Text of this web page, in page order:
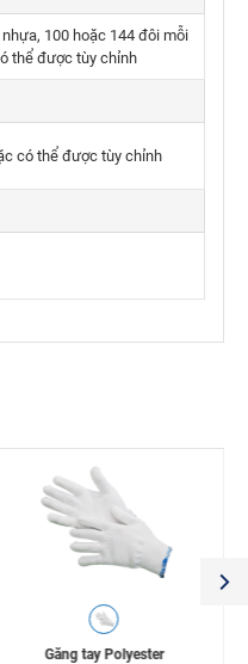
100 hoặc 144 đôi mỗi
thể được tùy chỉnh
có thể được tùy chỉnh
Găng tay Polyester